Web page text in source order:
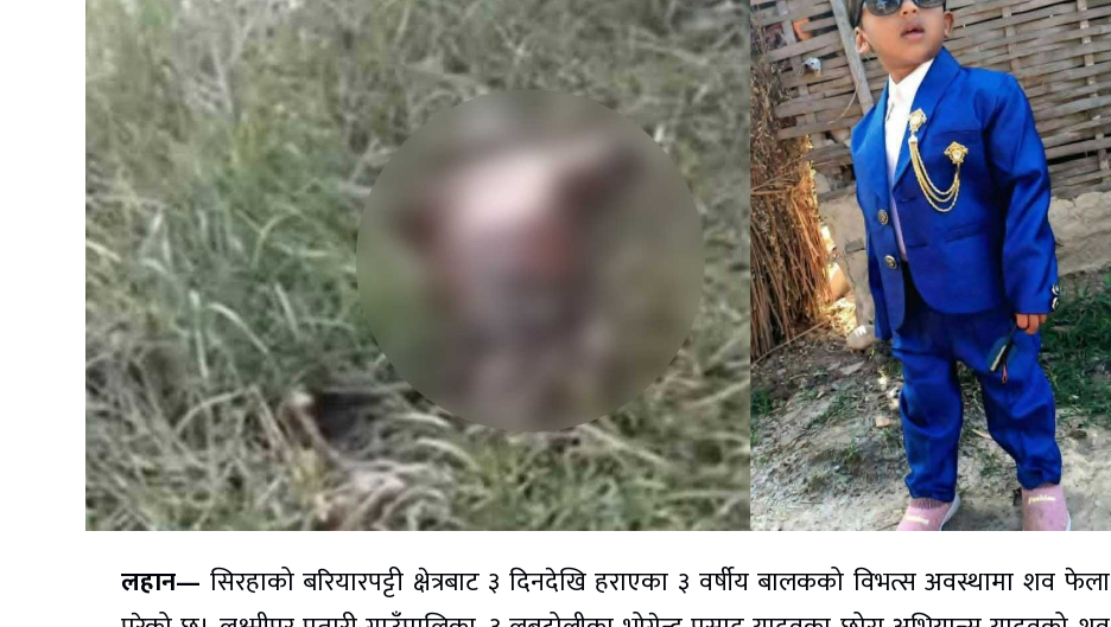
लहान— सिरहाको बरियारपट्टी क्षेत्रबाट ३ दिनदेखि हराएका ३ वर्षीय बालकको विभत्स अवस्थामा शव फेला